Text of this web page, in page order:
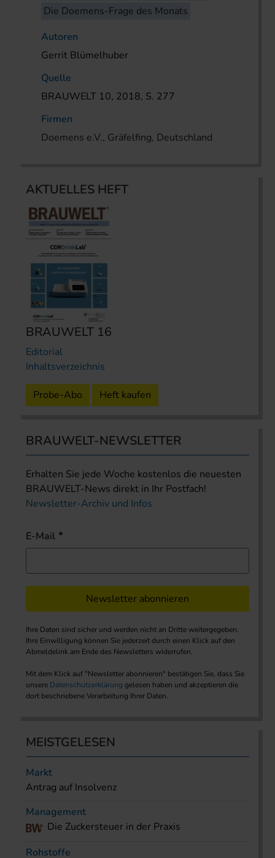
Die Doemens-Frage des Monats
Autoren
Gerrit Blümelhuber
Quelle
BRAUWELT 10, 2018, S. 277
Firmen
Doemens e.V., Gräfelfing, Deutschland
AKTUELLES HEFT
BRAUWELT 16
Editorial
Inhaltsverzeichnis
Probe-Abo Heft kaufen
BRAUWELT-NEWSLETTER
Erhalten Sie jede Woche kostenlos die neuesten
BRAUWELT-News direkt in Ihr Postfach!
Newsletter-Archiv und Infos
E-Mail
Newsletter abonnieren
Ihre Daten sind sicher und werden nicht an Dritte weitergegeben.
Ihre Einwilligung können Sie jederzeit durch einen Klick auf den
Abmeldelink am Ende des Newsletters widerrufen.
Mit dem Klick auf "Newsletter abonnieren" bestätigen Sie, dass Sie
unsere Datenschutzerklärung gelesen haben und akzeptieren die
dort beschriebene Verarbeitung Ihrer Daten.
MEISTGELESEN
Markt
Antrag auf Insolvenz
Management
Die Zuckersteuer in der Praxis
Rohstoffe